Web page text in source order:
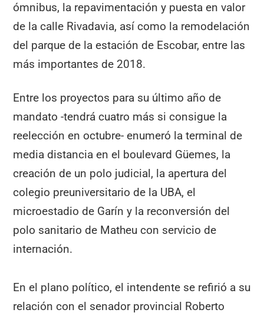
ómnibus, la repavimentación y puesta en valor
de la calle Rivadavia, así como la remodelación
del parque de la estación de Escobar, entre las
más importantes de 2018.
Entre los proyectos para su último año de
mandato -tendrá cuatro más si consigue la
reelección en octubre- enumeró la terminal de
media distancia en el boulevard Güemes, la
creación de un polo judicial, la apertura del
colegio preuniversitario de la UBA, el
microestadio de Garín y la reconversión del
polo sanitario de Matheu con servicio de
internación.
En el plano político, el intendente se refirió a su
relación con el senador provincial Roberto